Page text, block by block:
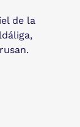
de la